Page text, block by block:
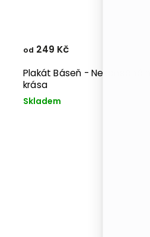
Plakát Báseň - Nekonečná
krása
Skladem
od 249 Kč